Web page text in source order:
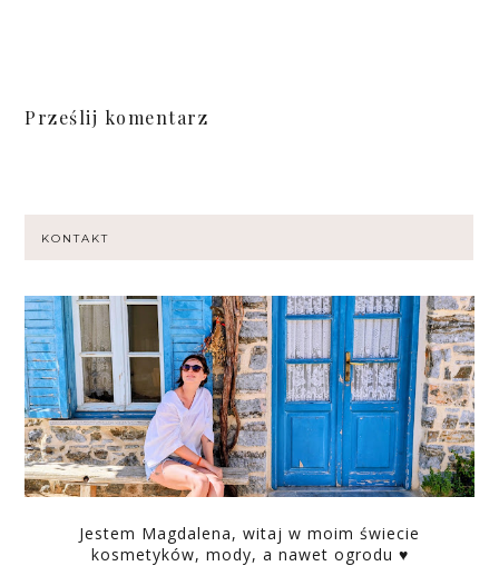
Prześlij komentarz
KONTAKT
Jestem Magdalena, witaj w moim świecie
kosmetyków, mody, a nawet ogrodu ♥